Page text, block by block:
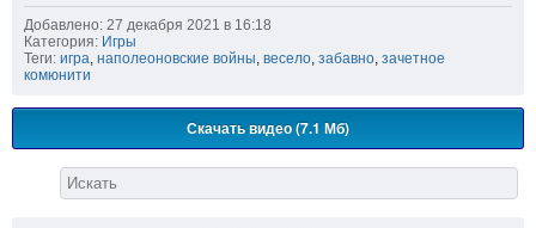
Добавлено: 27 декабря 2021 в 16:18
Категория: Игры
Теги: игра, наполеоновские войны, весело, забавно, зачетное
комюнити
Скачать видео (7.1 Мб)